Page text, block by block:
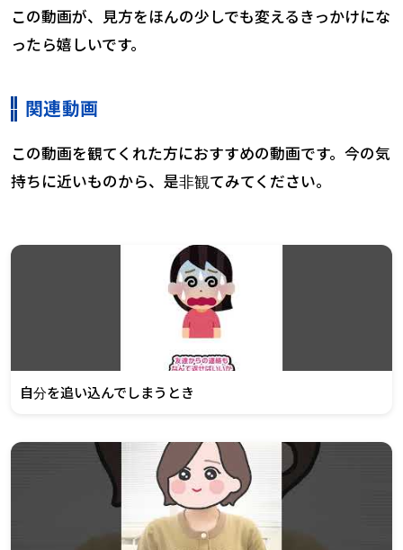
この動画が、見方をほんの少しでも変えるきっかけにな
ったら嬉しいです。
関連動画
この動画を観てくれた方におすすめの動画です。今の気
持ちに近いものから、是非観てみてください。
自分を追い込んでしまうとき